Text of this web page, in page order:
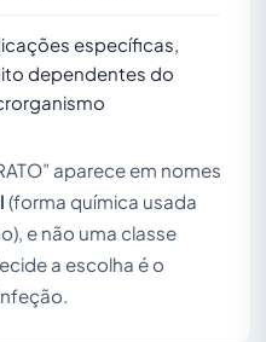
específicas,
dependentes do
aparece em nomes
(forma química usada
e não uma classe
a escolha é o